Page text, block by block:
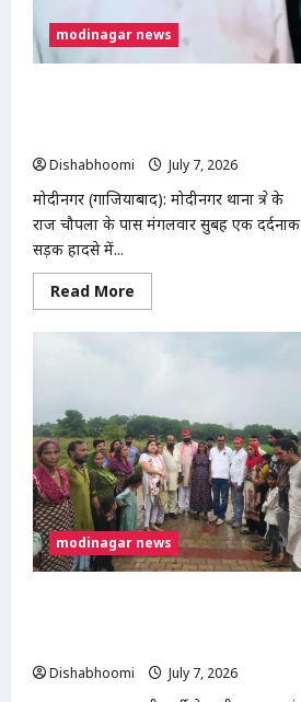
modinagar news
Dishabhoomi
July 7, 2026
मोदीनगर (गाजियाबाद): मोदीनगर थाना क्षेत्र के
राज चौपला के पास मंगलवार सुबह एक दर्दनाक
सड़क हादसे में...
Read More
more
मोदीनगर
की
टक्कर
से
व्यक्ति
की
मौत,
चालक
फरार;
पुलिस
CCTV
फुटेज
modinagar news
Dishabhoomi
July 7, 2026